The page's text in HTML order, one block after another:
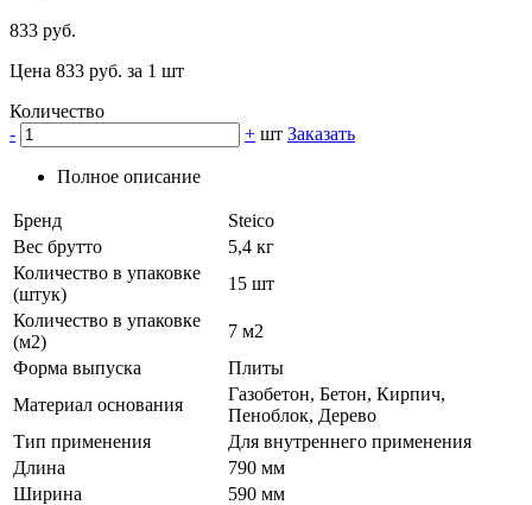
833 руб.
Цена 833 руб. за 1 шт
Количество
-
+ шт Заказать
Полное описание
Бренд
Steico
Вес брутто
5,4 кг
Количество в упаковке
(штук)
15 шт
Количество в упаковке
(м2)
7 м2
Форма выпуска
Плиты
Материал основания
Газобетон, Бетон, Кирпич,
Пеноблок, Дерево
Тип применения
Для внутреннего применения
Длина
790 мм
Ширина
590 мм